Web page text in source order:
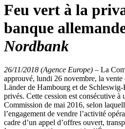
Feu vert à la
banque
Nordbank
26/11/2018 (Agence Europe) – La
approuvé, lundi 26 novembre, la vente
Länder de Hambourg et de Schleswig-
privés. Cette cession est consécutive à
Commission de mai 2016, selon
l’engagement de vendre l’activité
cadre d’un appel d’offres ouvert,